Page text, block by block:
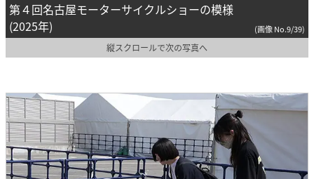
第４回名古屋モーターサイクルショーの模様
(2025年)
(画像 No.9/39)
縦スクロールで次の写真へ